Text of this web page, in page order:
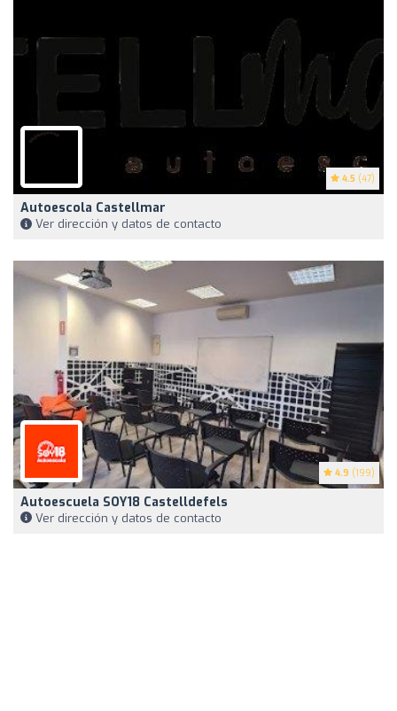
4.5 (47)
Autoescola Castellmar
Ver dirección y datos de contacto
4.9 (199)
Autoescuela SOY18 Castelldefels
Ver dirección y datos de contacto